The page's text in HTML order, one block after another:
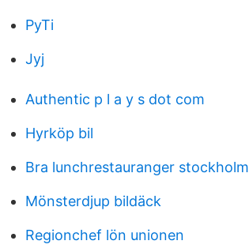
PyTi
Jyj
Authentic p l a y s dot com
Hyrköp bil
Bra lunchrestauranger stockholm
Mönsterdjup bildäck
Regionchef lön unionen